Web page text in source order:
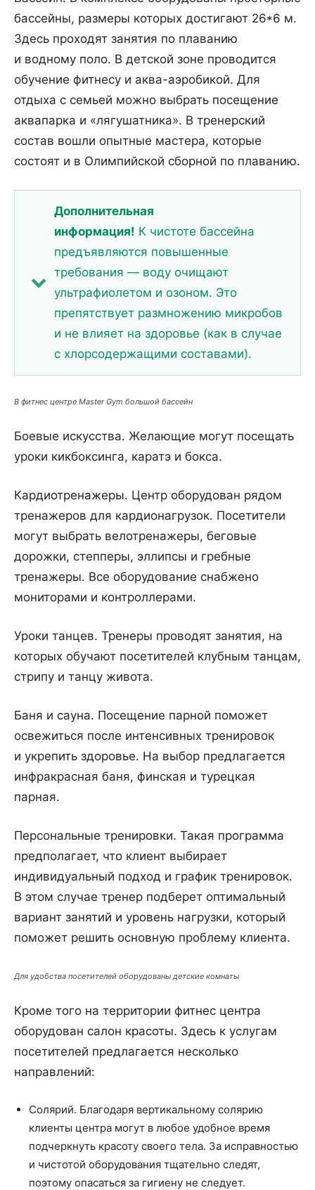
бассейны, размеры которых достигают 26*6 м.
Здесь проходят занятия по плаванию
и водному поло. В детской зоне проводится
обучение фитнесу и аква-аэробикой. Для
отдыха с семьей можно выбрать посещение
аквапарка и «лягушатника». В тренерский
состав вошли опытные мастера, которые
состоят и в Олимпийской сборной по плаванию.
Дополнительная
информация! К чистоте бассейна
предъявляются повышенные
требования — воду очищают
ультрафиолетом и озоном. Это
препятствует размножению микробов
и не влияет на здоровье (как в случае
с хлорсодержащими составами).
В фитнес центре Master Gym большой бассейн
Боевые искусства. Желающие могут посещать
уроки кикбоксинга, каратэ и бокса.
Кардиотренажеры. Центр оборудован рядом
тренажеров для кардионагрузок. Посетители
могут выбрать велотренажеры, беговые
дорожки, степперы, эллипсы и гребные
тренажеры. Все оборудование снабжено
мониторами и контроллерами.
Уроки танцев. Тренеры проводят занятия, на
которых обучают посетителей клубным танцам,
стрипу и танцу живота.
Баня и сауна. Посещение парной поможет
освежиться после интенсивных тренировок
и укрепить здоровье. На выбор предлагается
инфракрасная баня, финская и турецкая
парная.
Персональные тренировки. Такая программа
предполагает, что клиент выбирает
индивидуальный подход и график тренировок.
В этом случае тренер подберет оптимальный
вариант занятий и уровень нагрузки, который
поможет решить основную проблему клиента.
Для удобства посетителей оборудованы детские комнаты
Кроме того на территории фитнес центра
оборудован салон красоты. Здесь к услугам
посетителей предлагается несколько
направлений:
Солярий. Благодаря вертикальному солярию
клиенты центра могут в любое удобное время
подчеркнуть красоту своего тела. За исправностью
и чистотой оборудования тщательно следят,
поэтому опасаться за гигиену не следует.